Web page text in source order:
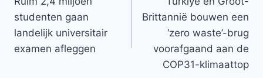
navigatie
studenten gaan
landelijk universitair
examen afleggen
Brittannië bouwen een
‘zero waste’-brug
voorafgaand aan de
COP31-klimaattop